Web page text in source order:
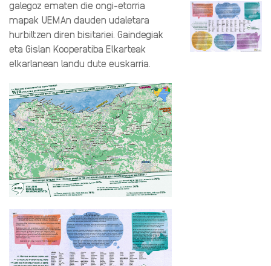
galegoz ematen die ongi-etorria
mapak UEMAn dauden udaletara
hurbiltzen diren bisitariei. Gaindegiak
eta Gislan Kooperatiba Elkarteak
elkarlanean landu dute euskarria.